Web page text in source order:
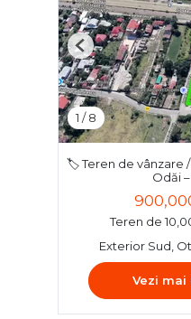
1 /8
Previous
🏷️ Teren de vânzare /
Odăi
Teren de
Exterior Sud,
Vezi